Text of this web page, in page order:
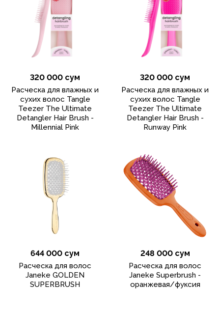
320 000 сум
Расческа для влажных и
сухих волос Tangle
Teezer The Ultimate
Detangler Hair Brush -
Millennial Pink
320 000 сум
Расческа для влажных и
сухих волос Tangle
Teezer The Ultimate
Detangler Hair Brush -
Runway Pink
644 000 сум
Расческа для волос
Janeke GOLDEN
SUPERBRUSH
248 000 сум
Расческа для волос
Janeke Superbrush -
оранжевая/фуксия